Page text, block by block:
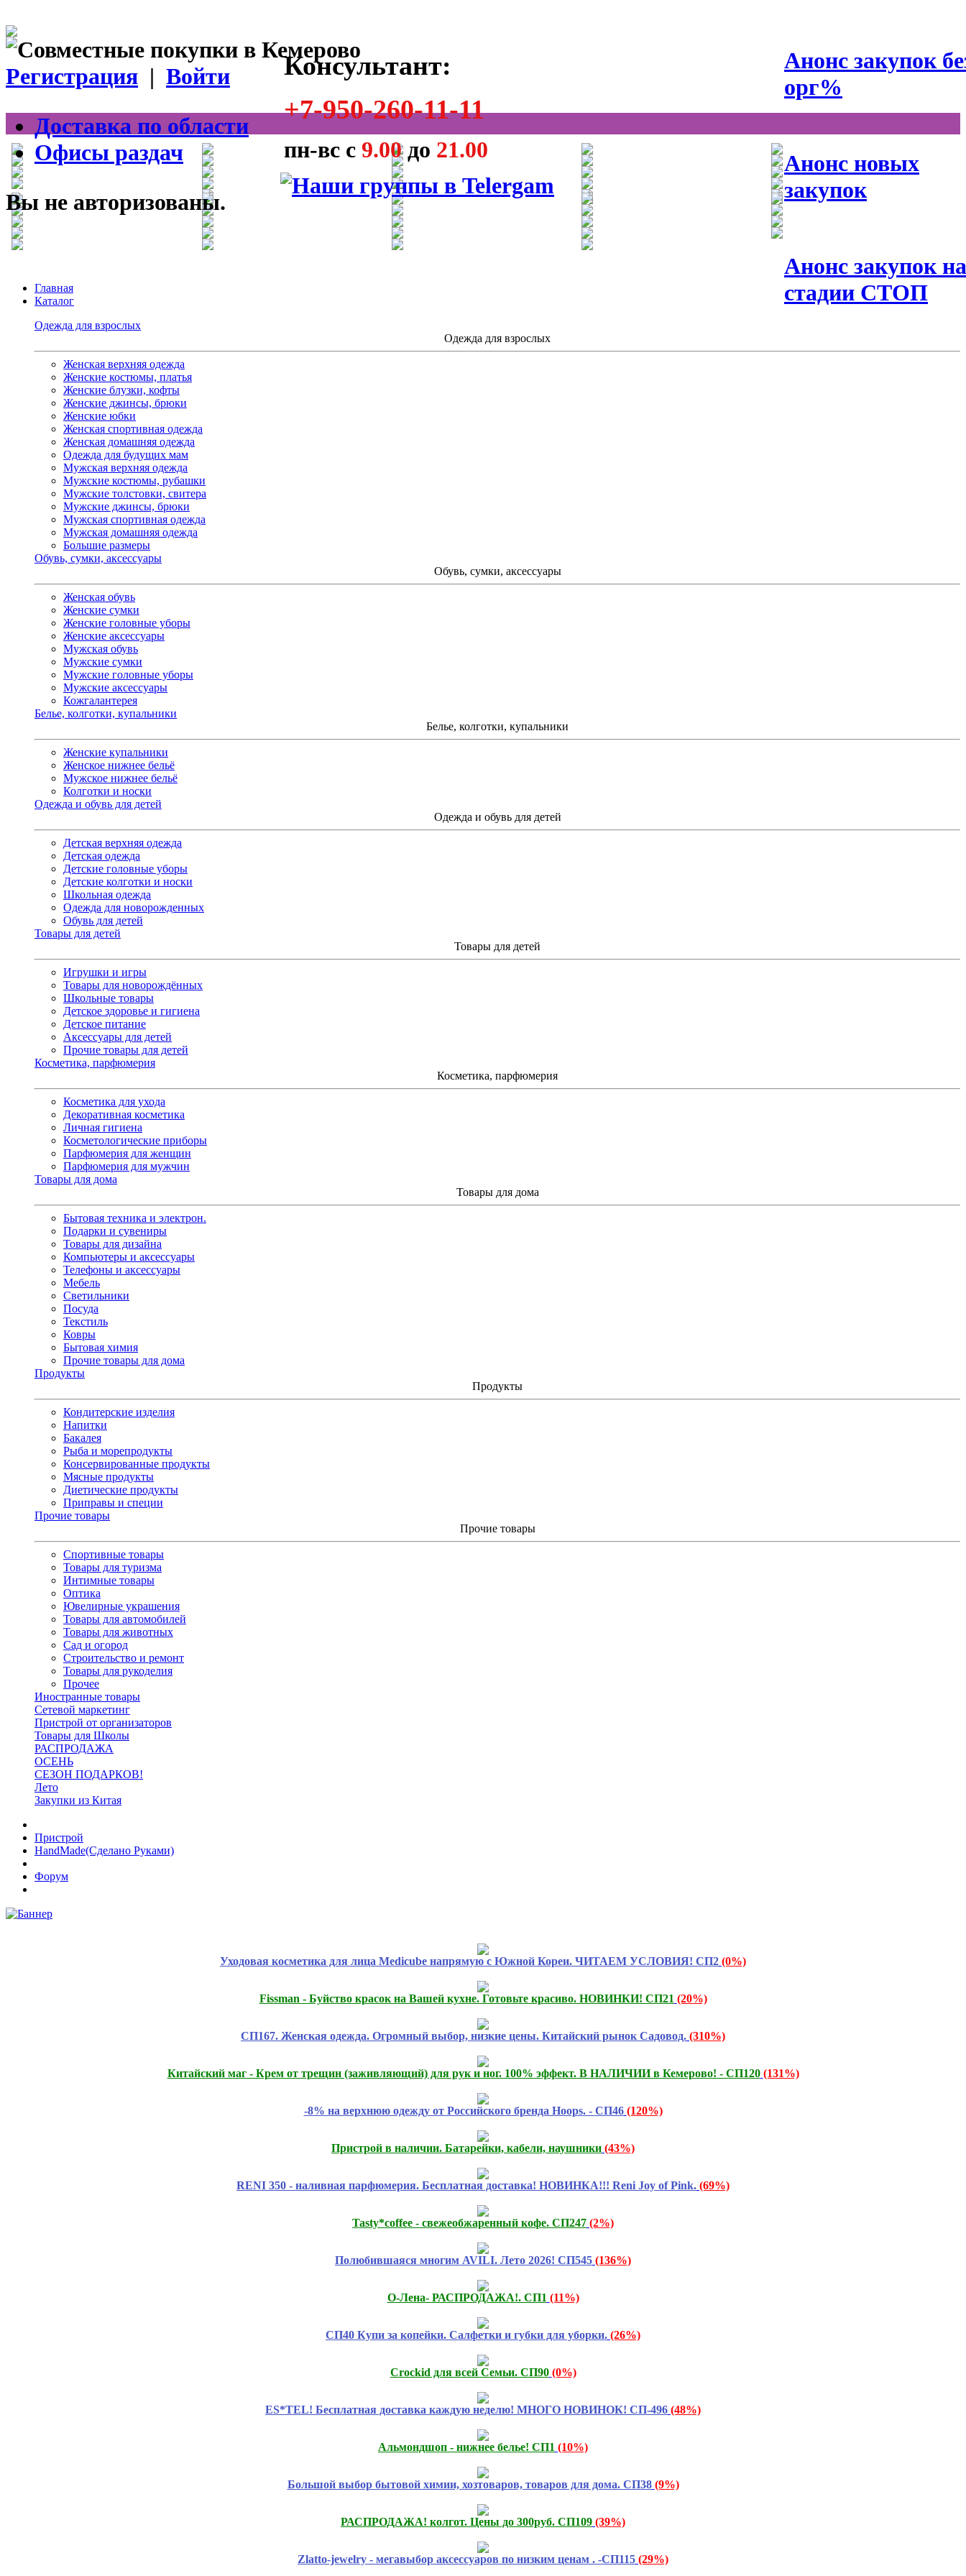
Анонс закупок
орг%
Анонс новых
закупок
Анонс закупок на
стадии СТОП
Консультант:
+7-950-260-11-11
пн-вс с 9.00до 21.00
Регистрация | Войти
Доставка по области
Офисы раздач
Вы не авторизованы.
Главная
Каталог
Одежда для взрослых
Одежда для взрослых
Женская верхняя одежда
Женские костюмы, платья
Женские блузки, кофты
Женские джинсы, брюки
Женские юбки
Женская спортивная одежда
Женская домашняя одежда
Одежда для будущих мам
Мужская верхняя одежда
Мужские костюмы, рубашки
Мужские толстовки, свитера
Мужские джинсы, брюки
Мужская спортивная одежда
Мужская домашняя одежда
Большие размеры
Обувь, сумки, аксессуары
Обувь, сумки, аксессуары
Женская обувь
Женские сумки
Женские головные уборы
Женские аксессуары
Мужская обувь
Мужские сумки
Мужские головные уборы
Мужские аксессуары
Кожгалантерея
Белье, колготки, купальники
Белье, колготки, купальники
Женские купальники
Женское нижнее бельё
Мужское нижнее бельё
Колготки и носки
Одежда и обувь для детей
Одежда и обувь для детей
Детская верхняя одежда
Детская одежда
Детские головные уборы
Детские колготки и носки
Школьная одежда
Одежда для новорожденных
Обувь для детей
Товары для детей
Товары для детей
Игрушки и игры
Товары для новорождённых
Школьные товары
Детское здоровье и гигиена
Детское питание
Аксессуары для детей
Прочие товары для детей
Косметика, парфюмерия
Косметика, парфюмерия
Косметика для ухода
Декоративная косметика
Личная гигиена
Косметологические приборы
Парфюмерия для женщин
Парфюмерия для мужчин
Товары для дома
Товары для дома
Бытовая техника и электрон.
Подарки и сувениры
Товары для дизайна
Компьютеры и аксессуары
Телефоны и аксессуары
Мебель
Светильники
Посуда
Текстиль
Ковры
Бытовая химия
Прочие товары для дома
Продукты
Продукты
Кондитерские изделия
Напитки
Бакалея
Рыба и морепродукты
Консервированные продукты
Мясные продукты
Диетические продукты
Приправы и специи
Прочие товары
Прочие товары
Спортивные товары
Товары для туризма
Интимные товары
Оптика
Ювелирные украшения
Товары для автомобилей
Товары для животных
Сад и огород
Строительство и ремонт
Товары для рукоделия
Прочее
Иностранные товары
Сетевой маркетинг
Пристрой от организаторов
Товары для Школы
РАСПРОДАЖА
ОСЕНЬ
СЕЗОН ПОДАРКОВ!
Лето
Закупки из Китая
Пристрой
HandMade(Сделано Руками)
Форум
Уходовая косметика для лица Medicube напрямую с Южной Кореи. ЧИТАЕМ УСЛОВИЯ! СП2 (0%)
Fissmаn - Буйство красок на Вашей кухне. Готовьте красиво. НОВИНКИ! СП21 (20%)
СП167. Женская одежда. Огромный выбор, низкие цены. Китайский рынок Садовод. (310%)
Китайский маг - Крем от трещин (заживляющий) для рук и ног. 100% эффект. В НАЛИЧИИ в Кемерово! - СП120 (131%)
-8% на верхнюю одежду от Российского бренда Hoops. - СП46 (120%)
Пристрой в наличии. Батарейки, кабели, наушники (43%)
RENI 350 - наливная парфюмерия. Бесплатная доставка! НОВИНКА!!! Reni Joy of Pink. (69%)
Tasty*coffee - свежеобжаренный кофе. СП247 (2%)
Полюбившаяся многим AVILI. Лето 2026! СП545 (136%)
О-Лена- РАСПРОДАЖА!. СП1 (11%)
СП40 Купи за копейки. Салфетки и губки для уборки. (26%)
Crockid для всей Семьи. СП90 (0%)
ES*TEL! Бесплатная доставка каждую неделю! МНОГО НОВИНОК! СП-496 (48%)
Альмондшоп - нижнее белье! СП1 (10%)
Большой выбор бытовой химии, хозтоваров, товаров для дома. СП38 (9%)
РАСПРОДАЖА! колгот. Цены до 300руб. СП109 (39%)
Zlatto-jewelry - мегавыбор аксессуаров по низким ценам . -СП115 (29%)